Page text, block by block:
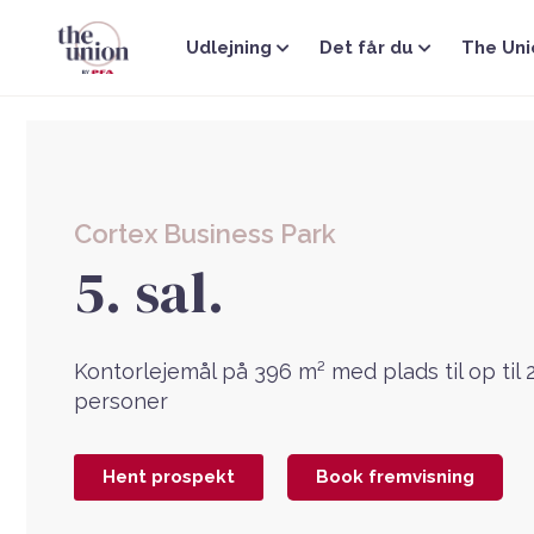
Udlejning Det får du The
Cortex Business Park
5. sal.
Kontorlejemål på 396 m² med plads til op til
personer
Hent prospekt Book fremvisning